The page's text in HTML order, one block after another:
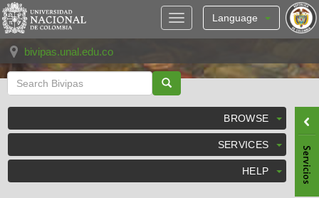
Skip
navigation
Language
bivipas.unal.edu.co
BROWSE
SERVICES
HELP